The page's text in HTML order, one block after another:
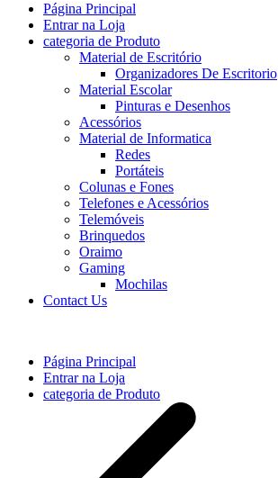
Página Principal
Entrar na Loja
categoria de Produto
Material de Escritório
Organizadores De Escritorio
Material Escolar
Pinturas e Desenhos
Acessórios
Material de Informatica
Redes
Portáteis
Colunas e Fones
Telefones e Acessórios
Telemóveis
Brinquedos
Oraimo
Gaming
Mochilas
Contact Us
Página Principal
Entrar na Loja
categoria de Produto